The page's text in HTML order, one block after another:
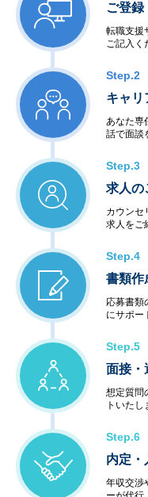
ご登録
転職支援
ご記入く
Step.2
キャリ
あなた専
話で面談
Step.3
求人の
カウンセ
求人をご
Step.4
書類作
応募書類
にサポー
Step.5
面接・
想定質問
トいたし
Step.6
内定・
年収交渉